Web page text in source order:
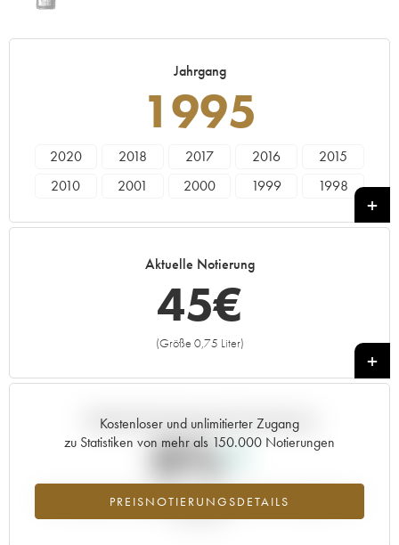
Jahrgang
1995
2020 2018 2017 2016
2015
2010
2001 2000 1999
1998
Aktuelle Notierung
45€
(Größe 0,75 Liter)
+
Kostenloser und unlimitierter Zugang
zu Statistiken von mehr als 150.000 Notierungen
PREISNOTIERUNGSDETAILS
Aktuelle Entwicklung der Preisnotierung
0%
Preisanstiegs des Jahrgangs 1995 im Jahr 2026 im Vergleich zum